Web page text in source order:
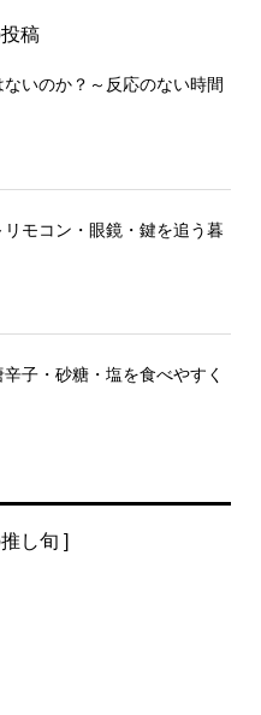
稿
いのか？～反応のない時間
モコン・眼鏡・鍵を追う暮
子・砂糖・塩を食べやすく
し旬 ]